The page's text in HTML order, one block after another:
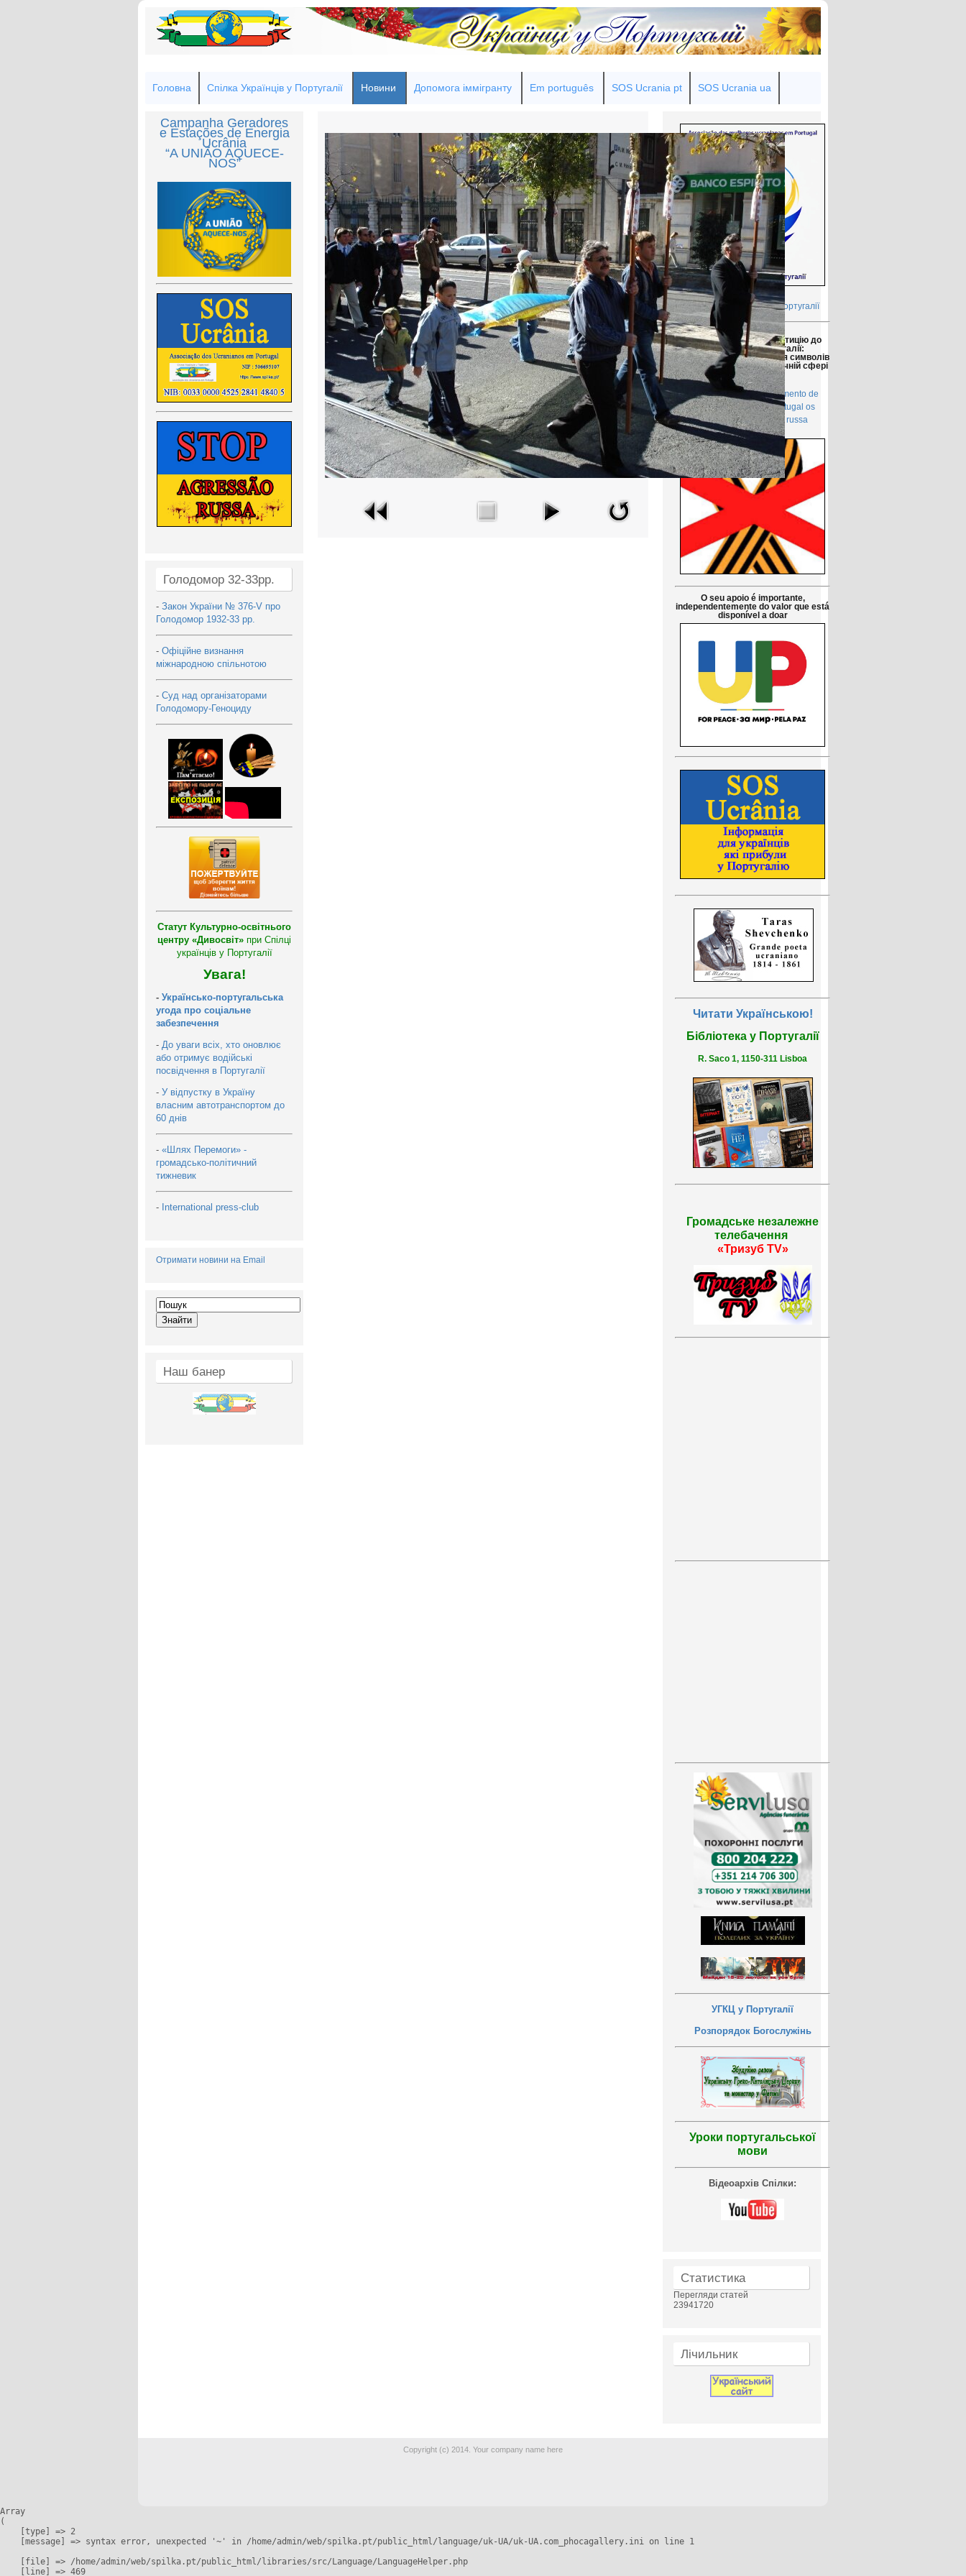
Головна Спілка Українців у Португалії Новини Допомога іммігранту Em português SOS Ucrania pt SOS Ucrania ua
Campanha Geradores
e Estações de Energia
Ucrânia
“A UNIÃO AQUECE-
NOS”
Голодомор 32-33рр.
- Закон України № 376-V про
Голодомор 1932-33 рр.
- Офіційне визнання
міжнародною спільнотою
- Суд над організаторами
Голодомору-Геноциду
Статут Культурно-освітнього
центру «Дивосвіт» при Спілці
українців у Португалії
Увага!
- Українсько-португальська
угода про соціальне
забезпечення
- До уваги всіх, хто оновлює
або отримує водійські
посвідчення в Португалії
- У відпустку в Україну
власним автотранспортом до
60 днів
- «Шлях Перемоги» -
громадсько-політичний
тижневик
- International press-club
Отримати новини на Email
Наш банер
Товариство українок у Португалії
Друзі!
Просимо підтримати петицію до
Парламенту Португалії:
Заборонити використання символів
російської агресії в публічній сфері
в Португалії
Petição pública Ao Parlamento de
Portugal: Proibir em Portugal os
símbolos da agressão russa
O seu apoio é importante,
independentemente do valor que está
disponível a doar
Читати Українською!
Бібліотека у Португалії
R. Saco 1, 1150-311 Lisboa
Громадське незалежне
телебачення
«Тризуб TV»
УГКЦ у Португалії
Розпорядок Богослужінь
Уроки португальської
мови
Відеоархів Спілки:
Статистика
Перегляди статей
23941720
Лічильник
Copyright (c) 2014. Your company name here
Array
(
    [type] => 2
    [message] => syntax error, unexpected '~' in /home/admin/web/spilka.pt/public_html/language/uk-UA/uk-UA.com_phocagallery.ini on line 1
    [file] => /home/admin/web/spilka.pt/public_html/libraries/src/Language/LanguageHelper.php
    [line] => 469